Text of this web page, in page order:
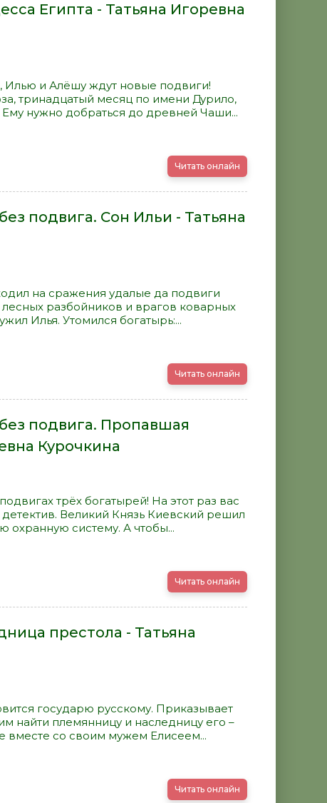
Египта - Татьяна Игоревна
и Алёшу ждут новые подвиги!
тринадцатый месяц по имени Дурило,
Ему нужно добраться до древней Чаши...
Читать онлайн
подвига. Сон Ильи - Татьяна
на сражения удалые да подвиги
разбойников и врагов коварных
Илья. Утомился богатырь:...
Читать онлайн
подвига. Пропавшая
Курочкина
трёх богатырей! На этот раз вас
Великий Князь Киевский решил
охранную систему. А чтобы...
Читать онлайн
престола - Татьяна
государю русскому. Приказывает
найти племянницу и наследницу его –
вместе со своим мужем Елисеем...
Читать онлайн